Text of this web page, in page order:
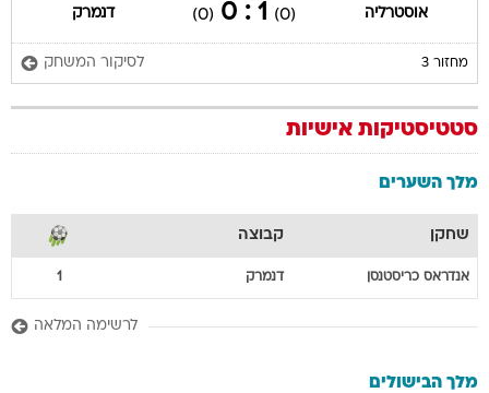
אוסטרליה (0)
1 : 0
(0) דנמרק
מחזור 3 לסיקור המשחק
סטטיסטיקות אישיות
מלך השערים
שחקן קבוצה
אנדראס כריסטנסן דנמרק 1
לרשימה המלאה
מלך הבישולים